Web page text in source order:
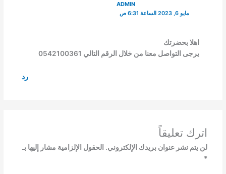
ADMIN
مايو 6, 2023 الساعة 6:31 ص
اهلا بحضرتك
يرجى التواصل معنا من خلال الرقم التالي 0542100361
رد
اترك تعليقاً
لن يتم نشر عنوان بريدك الإلكتروني. الحقول الإلزامية مشار إليها بـ
*